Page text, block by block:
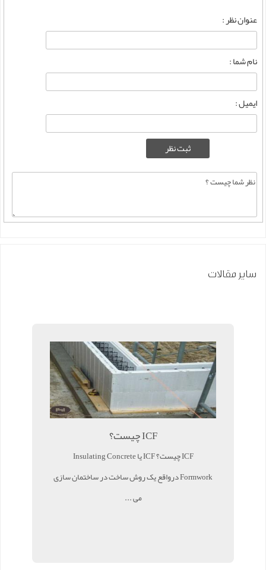
عنوان نظر :
نام شما :
ایمیل :
سایر مقالات
ICF چیست؟
ICF چیست؟ ICF یا Insulating Concrete
Formwork درواقع یک روش ساخت در ساختمان سازی
می ...